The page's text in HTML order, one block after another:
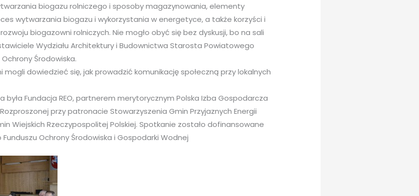
biogazu rolniczego i sposoby magazynowania, elementy
wytwarzania biogazu i wykorzystania w energetyce, a także korzyści i
biogazowni rolniczych. Nie mogło obyć się bez dyskusji, bo na sali
Wydziału Architektury i Budownictwa Starosta Powiatowego
Środowiska.
dowiedzieć się, jak prowadzić komunikację społeczną przy lokalnych
Fundacja REO, partnerem merytorycznym Polska Izba Gospodarcza
przy patronacie Stowarzyszenia Gmin Przyjaznych Energii
Wiejskich Rzeczypospolitej Polskiej. Spotkanie zostało dofinansowane
Ochrony Środowiska i Gospodarki Wodnej